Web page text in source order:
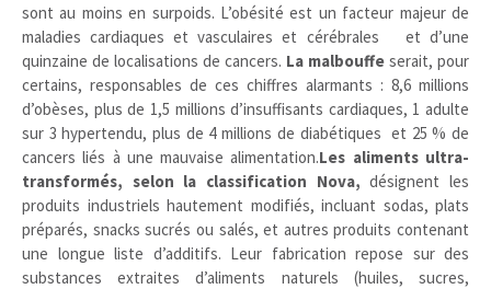
sont au moins en surpoids. L’obésité est un facteur majeur de
maladies cardiaques et vasculaires et cérébrales et d’une
quinzaine de localisations de cancers. La malbouffe serait, pour
certains, responsables de ces chiffres alarmants : 8,6 millions
d’obèses, plus de 1,5 millions d’insuffisants cardiaques, 1 adulte
sur 3 hypertendu, plus de 4 millions de diabétiques et 25 % de
cancers liés à une mauvaise alimentation.Les aliments ultra-
transformés, selon la classification Nova, désignent les
produits industriels hautement modifiés, incluant sodas, plats
préparés, snacks sucrés ou salés, et autres produits contenant
une longue liste d’additifs. Leur fabrication repose sur des
substances extraites d’aliments naturels (huiles, sucres,